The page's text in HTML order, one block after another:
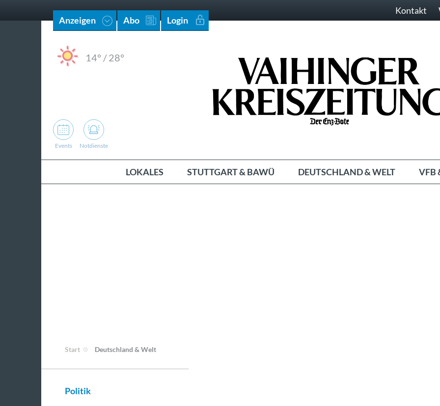
Anzeigen Abo Login
Kontakt
14° /28°
Events Notdienste
LOKALES STUTTGART & BAWÜ DEUTSCHLAND & WELT VFB
Start Deutschland & Welt
Politik